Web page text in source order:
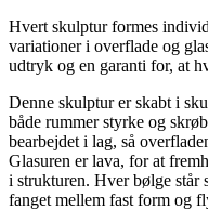
Hvert skulptur formes
variationer i overflade og
udtryk og en garanti for, at
Denne skulptur er skabt i
både rummer styrke og
bearbejdet i lag, så
Glasuren er lava, for at
i strukturen. Hver bølge står
fanget mellem fast form og